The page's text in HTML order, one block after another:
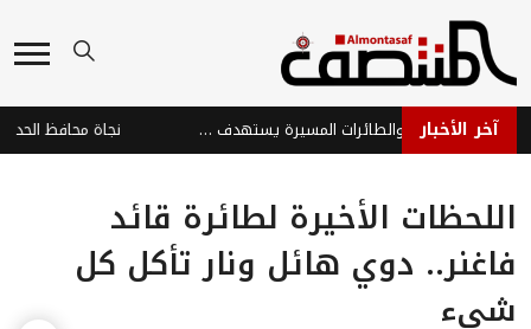
آخر الأخبار هجوم حوثي بالصواريخ والطائرات المسيرة يستهدف ميناء المخا والساحل الغربي
اللحظات الأخيرة لطائرة قائد
فاغنر.. دوي هائل ونار تأكل كل
شيء